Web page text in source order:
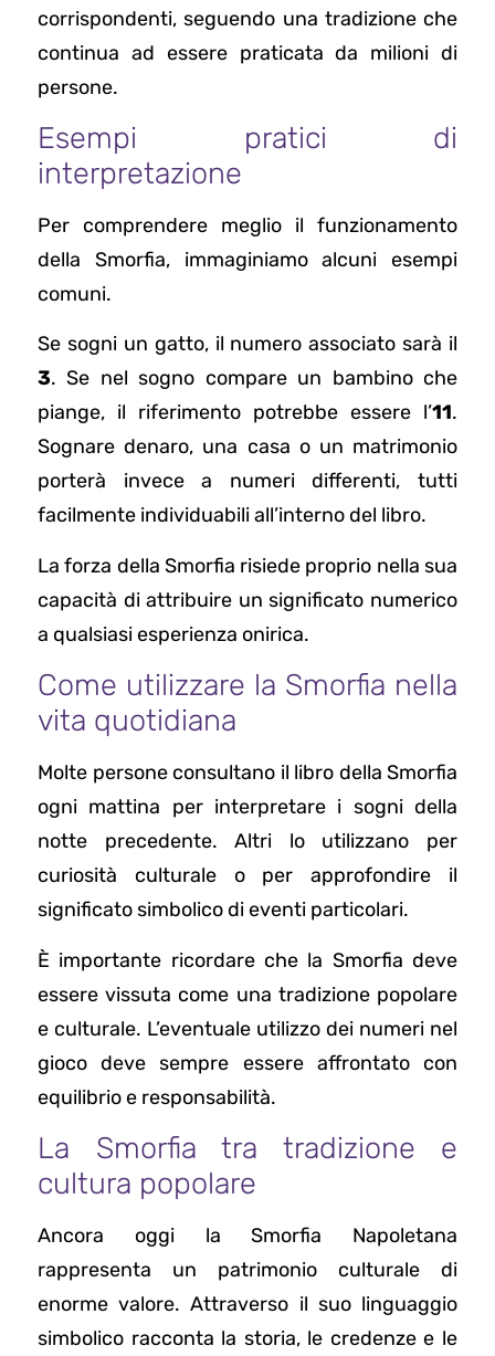
corrispondenti, seguendo una tradizione che
continua ad essere praticata da milioni di
persone.
Esempi pratici di
interpretazione
Per comprendere meglio il funzionamento
della Smorfia, immaginiamo alcuni esempi
comuni.
Se sogni un gatto, il numero associato sarà il
3. Se nel sogno compare un bambino che
piange, il riferimento potrebbe essere l’11.
Sognare denaro, una casa o un matrimonio
porterà invece a numeri differenti, tutti
facilmente individuabili all’interno del libro.
La forza della Smorfia risiede proprio nella sua
capacità di attribuire un significato numerico
a qualsiasi esperienza onirica.
Come utilizzare la Smorfia nella
vita quotidiana
Molte persone consultano il libro della Smorfia
ogni mattina per interpretare i sogni della
notte precedente. Altri lo utilizzano per
curiosità culturale o per approfondire il
significato simbolico di eventi particolari.
È importante ricordare che la Smorfia deve
essere vissuta come una tradizione popolare
e culturale. L’eventuale utilizzo dei numeri nel
gioco deve sempre essere affrontato con
equilibrio e responsabilità.
La Smorfia tra tradizione e
cultura popolare
Ancora oggi la Smorfia Napoletana
rappresenta un patrimonio culturale di
enorme valore. Attraverso il suo linguaggio
simbolico racconta la storia, le credenze e le